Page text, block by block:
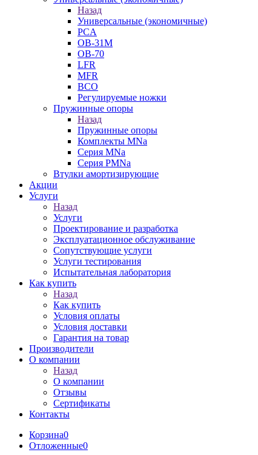
Назад
Универсальные (экономичные)
PCA
ОВ-31М
OB-70
LFR
MFR
ВСО
Регулируемые ножки
Пружинные опоры
Назад
Пружинные опоры
Комплекты MNa
Серия MNa
Серия PMNa
Втулки амортизирующие
Акции
Услуги
Назад
Услуги
Проектирование и разработка
Эксплуатационное обслуживание
Сопутствующие услуги
Услуги тестирования
Испытательная лаборатория
Как купить
Назад
Как купить
Условия оплаты
Условия доставки
Гарантия на товар
Производители
О компании
Назад
О компании
Отзывы
Сертификаты
Контакты
Корзина0
Отложенные0